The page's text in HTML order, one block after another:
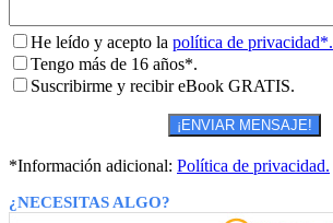
He leído y acepto la política de privacidad*.
Tengo más de 16 años*.
Suscribirme y recibir eBook GRATIS.
*Información adicional: Política de privacidad.
¿NECESITAS ALGO?